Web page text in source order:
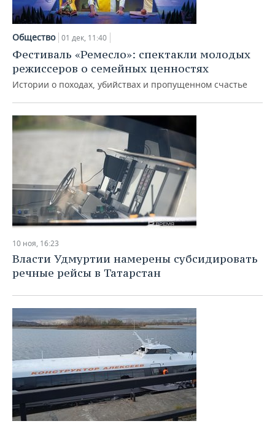
Общество 01 дек, 11:40
Фестиваль «Ремесло»: спектакли молодых
режиссеров о семейных ценностях
Истории о походах, убийствах и пропущенном счастье
10 ноя, 16:23
Власти Удмуртии намерены субсидировать
речные рейсы в Татарстан